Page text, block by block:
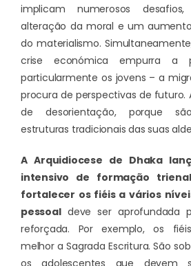
implicam numerosos
alteração da moral e um
do materialismo.
crise económica empurra a
particularmente os jovens – a
procura de perspectivas de futuro.
de desorientação, porque
estruturas tradicionais das suas
A Arquidiocese de Dhaka
intensivo de formação
fortalecer os fiéis a vários
pessoaldeve ser aprofundada
reforçada. Por exemplo, os
melhor a Sagrada Escritura. São